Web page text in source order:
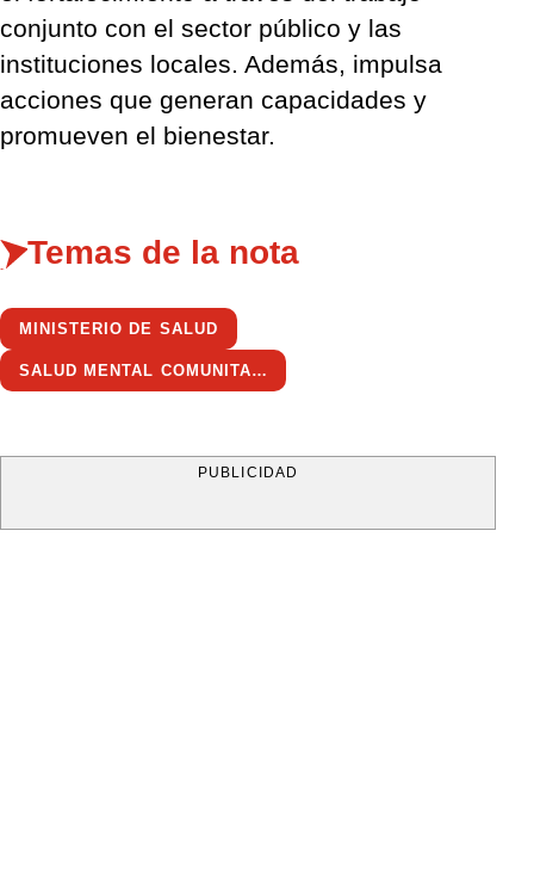
conjunto con el sector público y las
instituciones locales. Además, impulsa
acciones que generan capacidades y
promueven el bienestar.
Temas de la nota
MINISTERIO DE SALUD
SALUD MENTAL COMUNITARIA
PUBLICIDAD